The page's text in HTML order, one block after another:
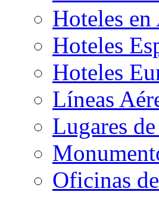
Hoteles
Hoteles
Hoteles
Líneas
Lugares
Oficinas